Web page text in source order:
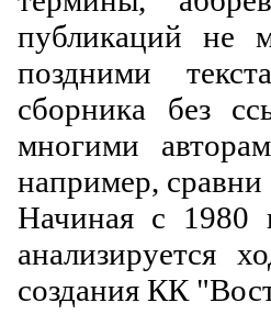
публикаций не
поздними
сборника без
многими
например,
Начиная с 1980
анализируется
создания КК